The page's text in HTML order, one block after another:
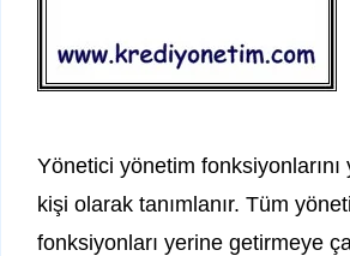
Yönetici yönetim
kişi olarak tanımlanır. Tüm
fonksiyonları yerine getirmeye